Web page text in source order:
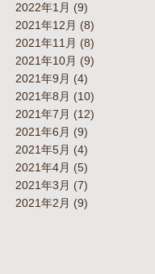
2022年1月 (9)
2021年12月 (8)
2021年11月 (8)
2021年10月 (9)
2021年9月 (4)
2021年8月 (10)
2021年7月 (12)
2021年6月 (9)
2021年5月 (4)
2021年4月 (5)
2021年3月 (7)
2021年2月 (9)